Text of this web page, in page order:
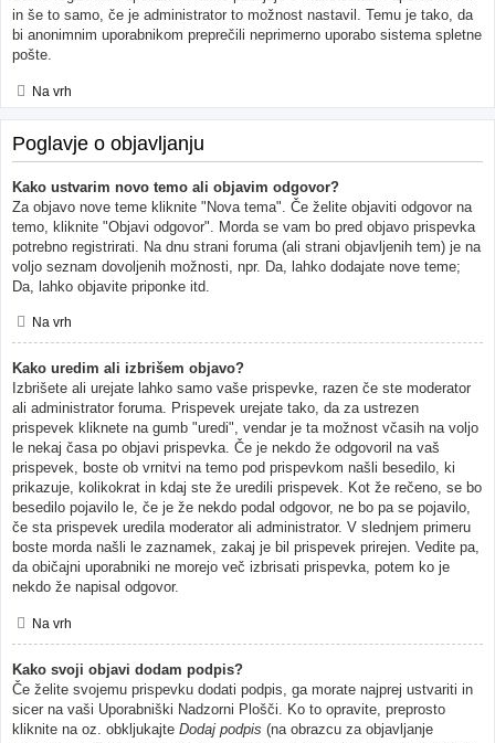
in še to samo, če je administrator to možnost nastavil. Temu je tako, da
bi anonimnim uporabnikom preprečili neprimerno uporabo sistema spletne
pošte.
Na vrh
Poglavje o objavljanju
Kako ustvarim novo temo ali objavim odgovor?
Za objavo nove teme kliknite "Nova tema". Če želite objaviti odgovor na
temo, kliknite "Objavi odgovor". Morda se vam bo pred objavo prispevka
potrebno registrirati. Na dnu strani foruma (ali strani objavljenih tem) je na
voljo seznam dovoljenih možnosti, npr. Da, lahko dodajate nove teme;
Da, lahko objavite priponke itd.
Na vrh
Kako uredim ali izbrišem objavo?
Izbrišete ali urejate lahko samo vaše prispevke, razen če ste moderator
ali administrator foruma. Prispevek urejate tako, da za ustrezen
prispevek kliknete na gumb "uredi", vendar je ta možnost včasih na voljo
le nekaj časa po objavi prispevka. Če je nekdo že odgovoril na vaš
prispevek, boste ob vrnitvi na temo pod prispevkom našli besedilo, ki
prikazuje, kolikokrat in kdaj ste že uredili prispevek. Kot že rečeno, se bo
besedilo pojavilo le, če je že nekdo podal odgovor, ne bo pa se pojavilo,
če sta prispevek uredila moderator ali administrator. V slednjem primeru
boste morda našli le zaznamek, zakaj je bil prispevek prirejen. Vedite pa,
da običajni uporabniki ne morejo več izbrisati prispevka, potem ko je
nekdo že napisal odgovor.
Na vrh
Kako svoji objavi dodam podpis?
Če želite svojemu prispevku dodati podpis, ga morate najprej ustvariti in
sicer na vaši Uporabniški Nadzorni Plošči. Ko to opravite, preprosto
kliknite na oz. obkljukajte Dodaj podpis (na obrazcu za objavljanje